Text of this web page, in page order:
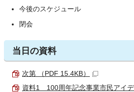
今後のスケジュール
閉会
当日の資料
次第 （PDF 15.4KB）
資料1 100周年記念事業市民アイデ